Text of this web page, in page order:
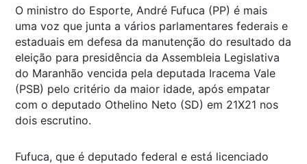
O ministro do Esporte, André Fufuca (PP) é mais
uma voz que junta a vários parlamentares federais e
estaduais em defesa da manutenção do resultado da
eleição para presidência da Assembleia Legislativa
do Maranhão vencida pela deputada Iracema Vale
(PSB) pelo critério da maior idade, após empatar
com o deputado Othelino Neto (SD) em 21X21 nos
dois escrutino.
Fufuca, que é deputado federal e está licenciado